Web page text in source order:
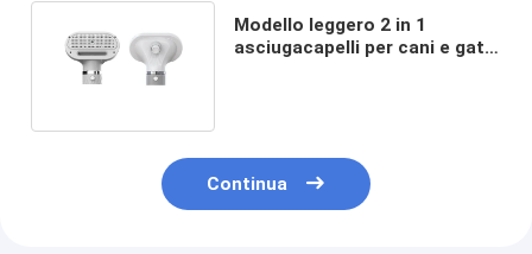
Modello leggero 2 in 1
asciugacapelli per cani e gatti
Continua